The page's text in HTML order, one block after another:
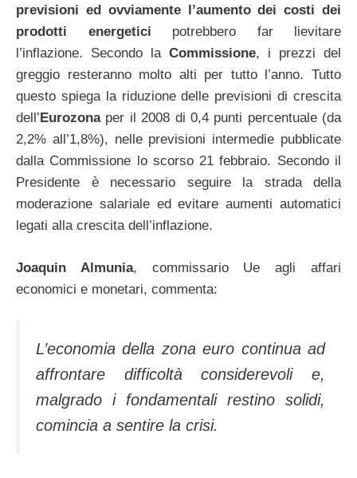
previsioni ed ovviamente l’aumento dei costi dei
prodotti energetici potrebbero far lievitare
l’inflazione. Secondo la Commissione, i prezzi del
greggio resteranno molto alti per tutto l’anno. Tutto
questo spiega la riduzione delle previsioni di crescita
dell’ Eurozonaper il 2008 di 0,4 punti percentuale (da
2,2% all’1,8%), nelle previsioni intermedie pubblicate
dalla Commissione lo scorso 21 febbraio. Secondo il
Presidente è necessario seguire la strada della
moderazione salariale ed evitare aumenti automatici
legati alla crescita dell’inflazione.
Joaquin Almunia, commissario Ue agli affari
economici e monetari, commenta:
L’economia della zona euro continua ad
affrontare difficoltà considerevoli e,
malgrado i fondamentali restino solidi,
comincia a sentire la crisi.